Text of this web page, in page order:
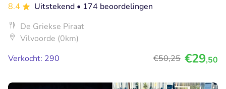
8.4 Uitstekend • 174 beoordelingen
De Griekse Piraat
Vilvoorde (0km)
Verkocht: 290
€50,25 €29,50